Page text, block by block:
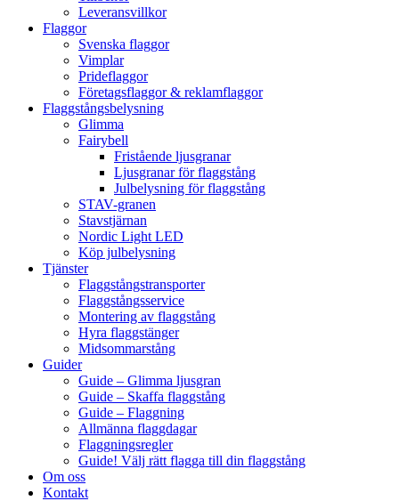
Leveransvillkor
Flaggor
Svenska flaggor
Vimplar
Prideflaggor
Företagsflaggor & reklamflaggor
Flaggstångsbelysning
Glimma
Fairybell
Fristående ljusgranar
Ljusgranar för flaggstång
Julbelysning för flaggstång
STAV-granen
Stavstjärnan
Nordic Light LED
Köp julbelysning
Tjänster
Flaggstångstransporter
Flaggstångsservice
Montering av flaggstång
Hyra flaggstänger
Midsommarstång
Guider
Guide – Glimma ljusgran
Guide – Skaffa flaggstång
Guide – Flaggning
Allmänna flaggdagar
Flaggningsregler
Guide! Välj rätt flagga till din flaggstång
Om oss
Kontakt